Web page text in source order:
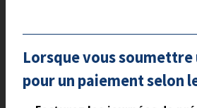
Lorsque vous
pour un paiement selon